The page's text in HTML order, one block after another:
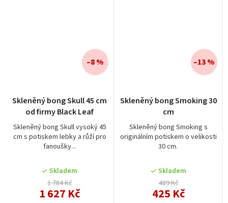
Skleněný bong Skull 45 cm
od firmy Black Leaf
Skleněný bong Skull vysoký 45
cm s potiskem lebky a růží pro
fanoušky...
Skladem
1 784 Kč
1 627 Kč
–8 %
Skleněný bong Smoking 30
cm
Skleněný bong Smoking s
originálním potiskem o velikosti
30 cm.
hodnocení
produktu
je
5,0
z
hvězdiček.
Skladem
489 Kč
425 Kč
–13 %